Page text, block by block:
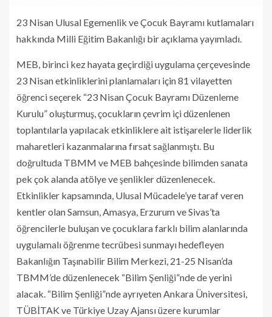
23 Nisan Ulusal Egemenlik ve Çocuk Bayramı kutlamaları
hakkında Milli Eğitim Bakanlığı bir açıklama yayımladı.
MEB, birinci kez hayata geçirdiği uygulama çerçevesinde
23 Nisan etkinliklerini planlamaları için 81 vilayetten
öğrenci seçerek “23 Nisan Çocuk Bayramı Düzenleme
Kurulu” oluşturmuş, çocukların çevrim içi düzenlenen
toplantılarla yapılacak etkinliklere ait istişarelerle liderlik
maharetleri kazanmalarına fırsat sağlanmıştı. Bu
doğrultuda TBMM ve MEB bahçesinde bilimden sanata
pek çok alanda atölye ve şenlikler düzenlenecek.
Etkinlikler kapsamında, Ulusal Mücadele’ye taraf veren
kentler olan Samsun, Amasya, Erzurum ve Sivas’ta
öğrencilerle buluşan ve çocuklara farklı bilim alanlarında
uygulamalı öğrenme tecrübesi sunmayı hedefleyen
Bakanlığın Taşınabilir Bilim Merkezi, 21-25 Nisan’da
TBMM’de düzenlenecek “Bilim Şenliği”nde de yerini
alacak. “Bilim Şenliği”nde ayrıyeten Ankara Üniversitesi,
TÜBİTAK ve Türkiye Uzay Ajansı üzere kurumlar